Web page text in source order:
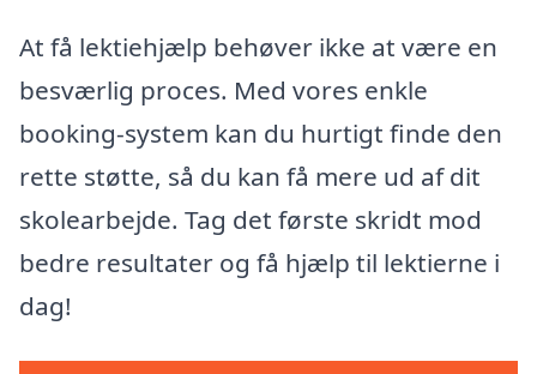
At få lektiehjælp behøver ikke at være en
besværlig proces. Med vores enkle
booking-system kan du hurtigt finde den
rette støtte, så du kan få mere ud af dit
skolearbejde. Tag det første skridt mod
bedre resultater og få hjælp til lektierne i
dag!